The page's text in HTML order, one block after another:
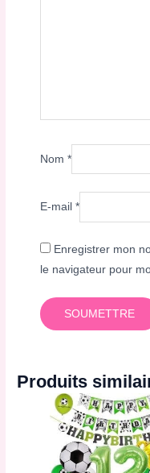
Nom*
E-mail*
Enregistrer mon
le navigateur pour
Produits